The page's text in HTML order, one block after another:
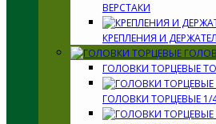
ВЕРСТАКИ
КРЕПЛЕНИЯ И
ГОЛОВКИ ТОРЦЕВЫЕ
ГОЛОВКИ ТОРЦЕВЫЕ 1/